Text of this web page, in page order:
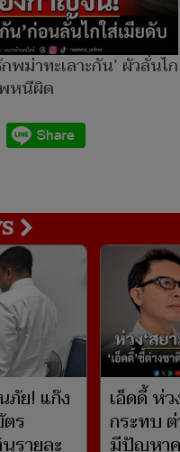
พม่าทะเลาะกัน’ ผัวลั่นไก
หนีผิด
ภัย! แก๊ง
ร
รายละ
เอ็ดดี้ ห่
กระทบ
มีปัญหา